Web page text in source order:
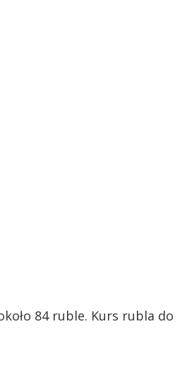
84 ruble. Kurs rubla do